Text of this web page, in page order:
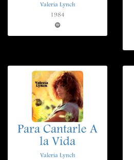
Valeria Lynch
1984
Para Cantarle A
la Vida
Valeria Lynch